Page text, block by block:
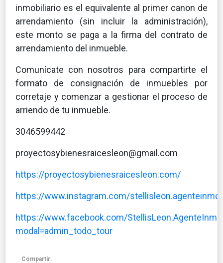
inmobiliario es el equivalente al primer canon de
arrendamiento (sin incluir la administración),
este monto se paga a la firma del contrato de
arrendamiento del inmueble.
Comunícate con nosotros para compartirte el
formato de consignación de inmuebles por
corretaje y comenzar a gestionar el proceso de
arriendo de tu inmueble.
3046599442
proyectosybienesraicesleon@gmail.com
https://proyectosybienesraicesleon.com/
https://www.instagram.com/
https://www.facebook.com/
modal=admin_todo_tour
Compartir: